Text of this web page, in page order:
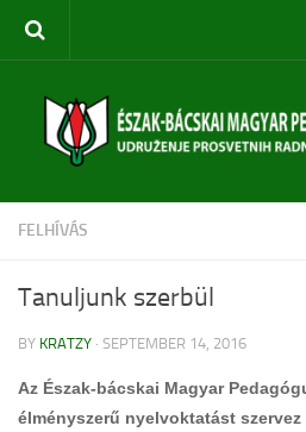
Rólunk
Egyesület bemutatása
Szervezeti felépítés
Évi terv
Szabadkai Nyári Akadémia
FELHÍVÁS
Tanuljunk szerbül
BY KRATZY · SEPTEMBER 14, 2016
Az Észak-bácskai Magyar
élményszerű nyelvoktatást szervez